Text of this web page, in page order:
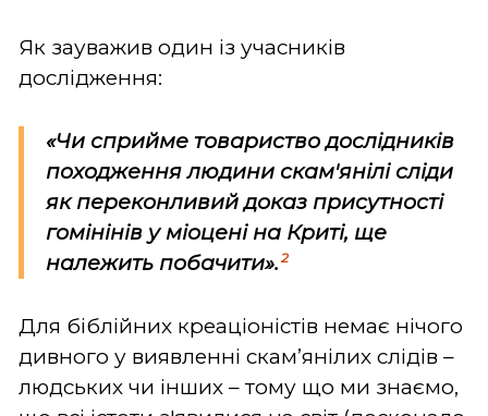
Як зауважив один із учасників
дослідження:
«Чи сприйме товариство дослідників
походження людини скам'янілі сліди
як переконливий доказ присутності
гомінінів у міоцені на Криті, ще
належить побачити». 2
Для біблійних креаціоністів немає нічого
дивного у виявленні скам’янілих слідів –
людських чи інших – тому що ми знаємо,